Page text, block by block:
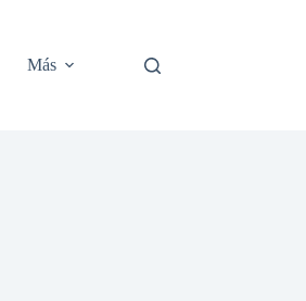
Más